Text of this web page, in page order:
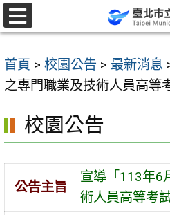
跳
至
要
內
區
首頁 > 校園公告 > 最新消息
之專門職業及技術人員高等
校園公告
公告主旨
宣導「113年6
術人員高等考
選
單